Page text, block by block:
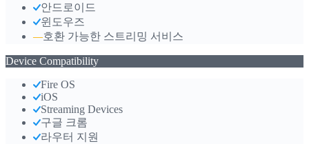
안드로이드
윈도우즈
—호환 가능한 스트리밍 서비스
Device Compatibility
Fire OS
iOS
Streaming Devices
구글 크롬
라우터 지원